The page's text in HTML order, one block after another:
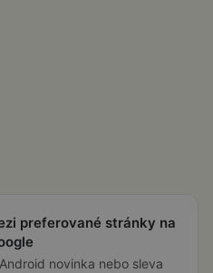
preferované stránky na
novinka nebo sleva